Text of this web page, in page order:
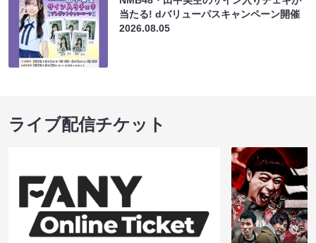
当たる! dバリューパスキャンペーン開催
2026.08.05
ライブ配信チケット